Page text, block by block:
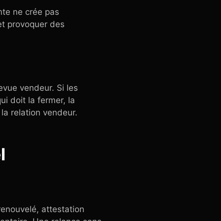
ne crée pas
provoquer des
vendeur. Si les
doit la fermer, la
relation vendeur.
attestation